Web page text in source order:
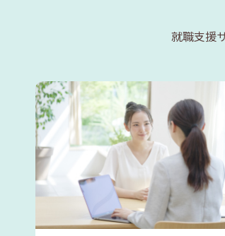
就職支援